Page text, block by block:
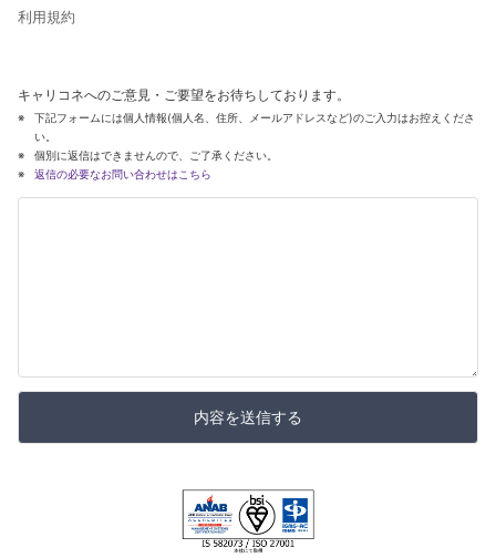
利用規約
キャリコネへのご意見・ご要望をお待ちしております。
下記フォームには個人情報(個人名、住所、メールアドレスなど)のご入力はお控えくださ
い。
個別に返信はできませんので、ご了承ください。
返信の必要なお問い合わせはこちら
内容を送信する